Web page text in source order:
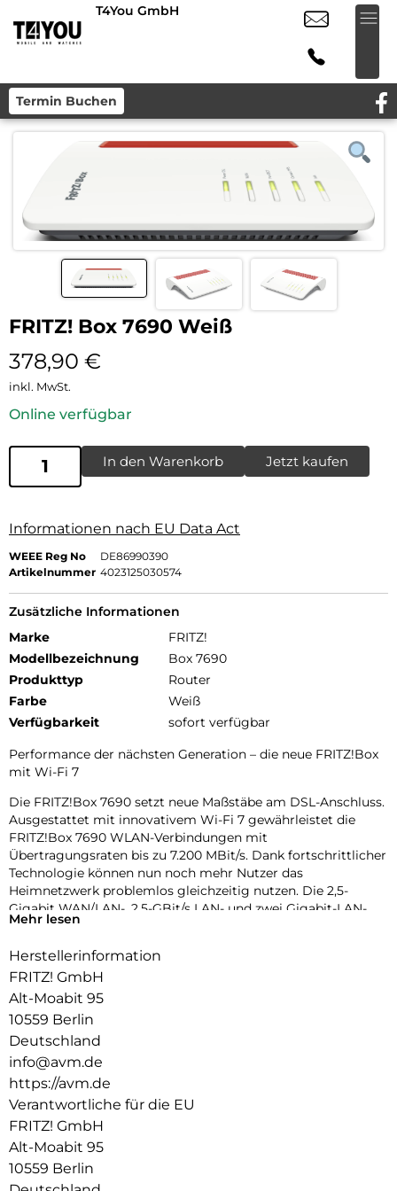
T4You GmbH
Termin Buchen
FRITZ! Box 7690 Weiß
378,90 €
inkl. MwSt.
Online verfügbar
In den Warenkorb Jetzt kaufen
Informationen nach EU Data Act
WEEE Reg No
DE86990390
Artikelnummer 4023125030574
Zusätzliche Informationen
Marke
FRITZ!
Modellbezeichnung
Box 7690
Produkttyp
Router
Farbe
Weiß
Verfügbarkeit
sofort verfügbar
Performance der nächsten Generation – die neue FRITZ!Box
mit Wi-Fi 7
Die FRITZ!Box 7690 setzt neue Maßstäbe am DSL-Anschluss.
Ausgestattet mit innovativem Wi-Fi 7 gewährleistet die
FRITZ!Box 7690 WLAN-Verbindungen mit
Übertragungsraten bis zu 7.200 MBit/s. Dank fortschrittlicher
Technologie können nun noch mehr Nutzer das
Heimnetzwerk problemlos gleichzeitig nutzen. Die 2,5-
Gigabit WAN/LAN-, 2,5-GBit/s LAN- und zwei Gigabit-LAN-
Ports ermöglichen noch schnellere Verbindungen der
FRITZ!Box 7690 Erweiterungen im Bereich Smart Home:
durch die Integration von Zigbee können jetzt Smart-Home-
Geräte nahtlos in das Heimnetzwerk integriert werden. Das
Betriebssystem FRITZ!OS ermöglicht eine problemlose
Einbindung und Steuerung dieser Geräte. Zudem sorgen
höchste Sicherheitsstandards (WPA3/WPA2) für erhöhten
Schutz.
Die neue WLAN-Generation Wi-Fi 7:
7 an den DSL-Anschluss. Der neue Standard Wi-Fi 7 bietet
Vorteile auf den bereits genutzten Frequenzbändern 2,4 und
5 GHz und stellt ein leistungsstarkes WLAN Mesh zur
Verfügung. Die Kombination aus geringer Latenz und
Mehr lesen
Herstellerinformation
FRITZ! GmbH
Alt-Moabit 95
10559 Berlin
Deutschland
info@avm.de
https://avm.de
Verantwortliche für die EU
FRITZ! GmbH
Alt-Moabit 95
10559 Berlin